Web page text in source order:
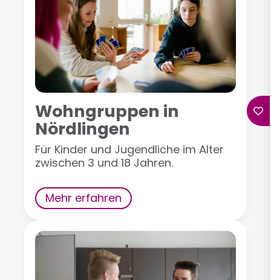
Wohngruppen in
Nördlingen
Für Kinder und Jugendliche im Alter
zwischen 3 und 18 Jahren.
Mehr erfahren